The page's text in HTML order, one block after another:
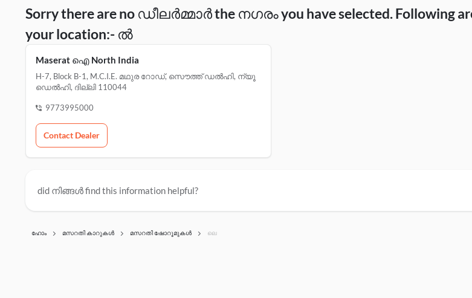
Sorry there are no ഡീലർമ്മാർ the നഗരം you have selected. Following
your location:- ൽ
Maserat ഐ North India
H-7, Block B-1, M.c.i.e. മഥുര റോഡ്, സൌത്ത് ഡൽഹി, ന്യൂ
ഡെൽഹി, ദില്ലി 110044
9773995000
Contact Dealer
did നിങ്ങൾ find this information helpful?
ഹോം മസറതി കാറുകൾ മസറതി ഷോറൂമുകൾ ലെ